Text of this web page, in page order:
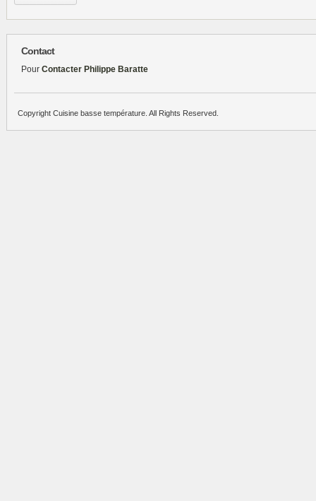
Contact
Pour Contacter Philippe Baratte
Copyright Cuisine basse température. All Rights Reserved.